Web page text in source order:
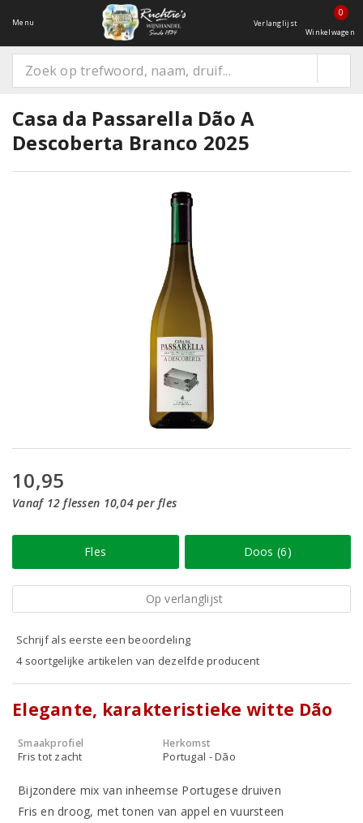
Menu Verlanglijst
0
Winkelwagen
Casa da Passarella Dão A
Descoberta Branco 2025
10,95
Vanaf 12 flessen 10,04 per fles
Fles Doos (6)
Op verlanglijst
Schrijf als eerste een beoordeling
4 soortgelijke artikelen van dezelfde producent
Elegante, karakteristieke witte Dão
Smaakprofiel
Fris tot zacht
Herkomst
Portugal - Dão
Bijzondere mix van inheemse Portugese druiven
Fris en droog, met tonen van appel en vuursteen